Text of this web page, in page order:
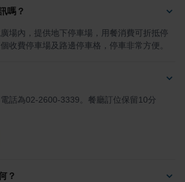
嗎？
場內，提供地下停車場，用餐消費可折抵停
收費停車場及路邊停車格，停車非常方便。
電話為02-2600-3339。餐廳訂位保留10分
？